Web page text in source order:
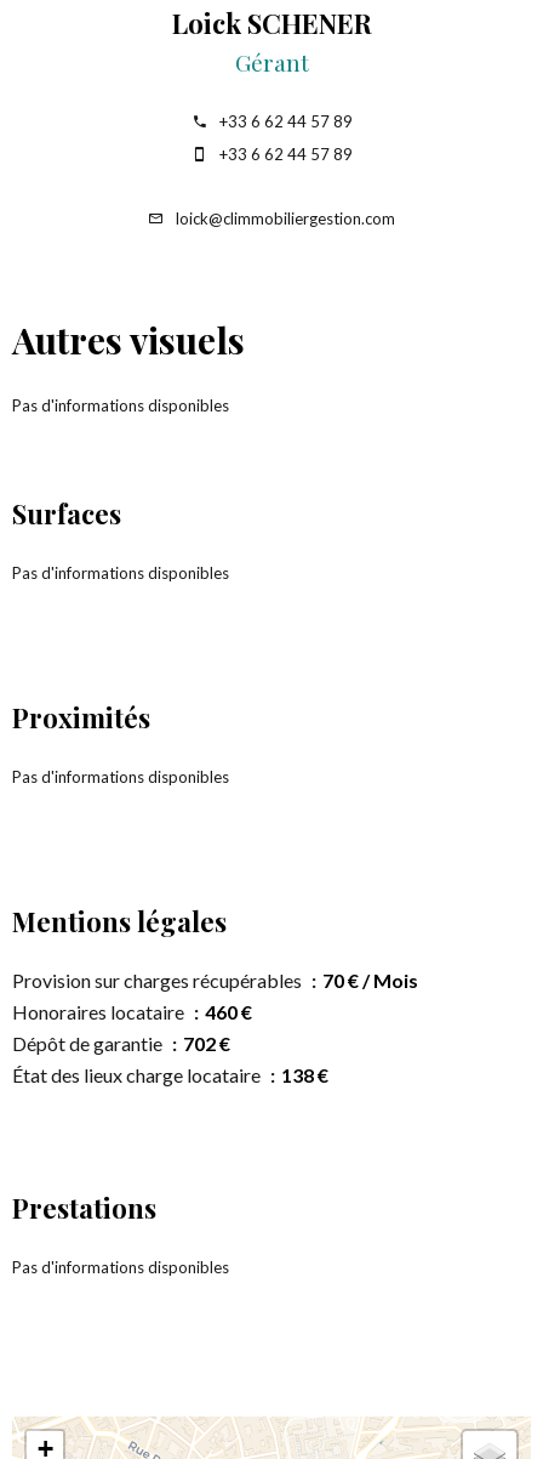
Loick SCHENER
Gérant
+33 6 62 44 57 89
+33 6 62 44 57 89
loick@climmobiliergestion.com
Autres visuels
Pas d'informations disponibles
Surfaces
Pas d'informations disponibles
Proximités
Pas d'informations disponibles
Mentions légales
Provision sur charges récupérables
70 € / Mois
Honoraires locataire
460 €
Dépôt de garantie
702 €
État des lieux charge locataire
138 €
Prestations
Pas d'informations disponibles
+